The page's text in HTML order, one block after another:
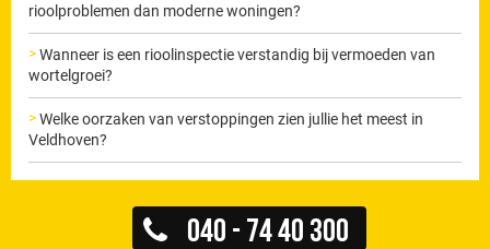
rioolproblemen dan moderne woningen?
Wanneer is een rioolinspectie verstandig bij vermoeden van
wortelgroei?
Welke oorzaken van verstoppingen zien jullie het meest in
Veldhoven?
040 - 74 40 300